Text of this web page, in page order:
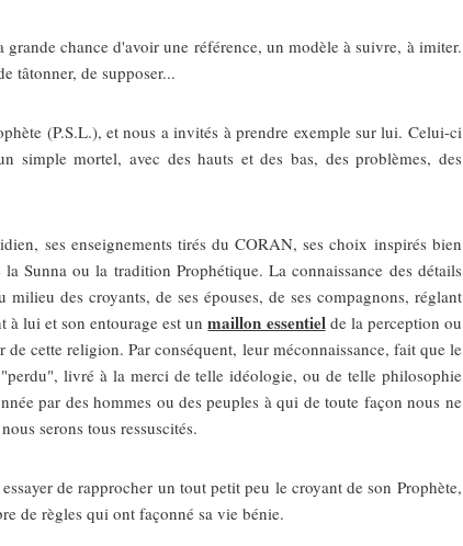
chance d'avoir une référence, un modèle à suivre, à imiter.
tâtonner, de supposer...
(P.S.L.), et nous a invités à prendre exemple sur lui. Celui-ci
simple mortel, avec des hauts et des bas, des problèmes, des
ses enseignements tirés du CORAN, ses choix inspirés bien
Sunna ou la tradition Prophétique. La connaissance des détails
milieu des croyants, de ses épouses, de ses compagnons, réglant
à lui et son entourage est unmaillon essentiel de la perception ou
cette religion. Par conséquent, leur méconnaissance, fait que le
livré à la merci de telle idéologie, ou de telle philosophie
par des hommes ou des peuples à qui de toute façon nous ne
serons tous ressuscités.
de rapprocher un tout petit peu le croyant de son Prophète,
de règles qui ont façonné sa vie bénie.